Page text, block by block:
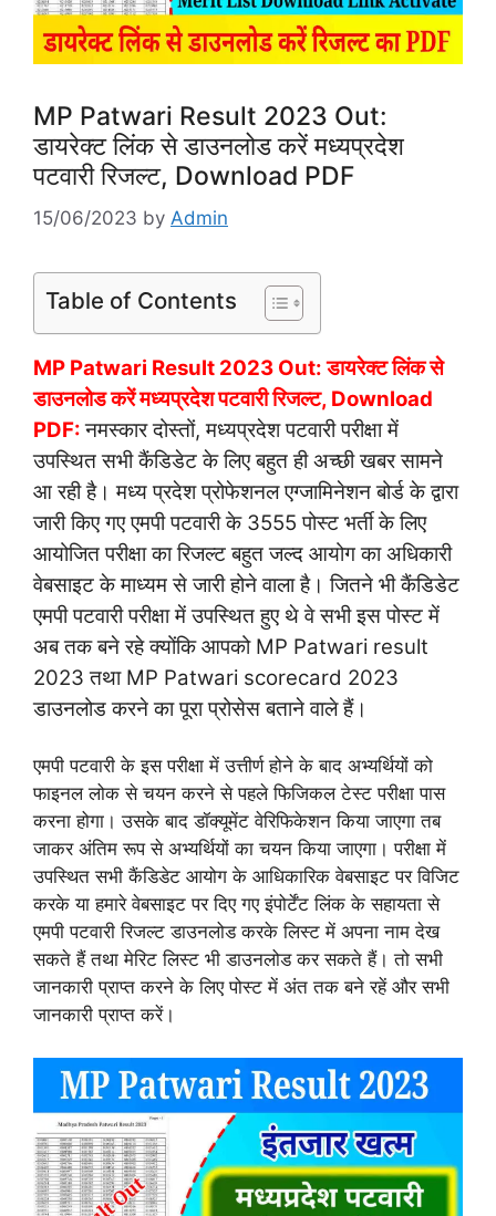
MP Patwari Result 2023 Out:
डायरेक्ट लिंक से डाउनलोड करें मध्यप्रदेश
पटवारी रिजल्ट, Download PDF
15/06/2023 by Admin
Table of Contents
MP Patwari Result 2023 Out: डायरेक्ट लिंक से
डाउनलोड करें मध्यप्रदेश पटवारी रिजल्ट, Download
PDF:नमस्कार दोस्तों, मध्यप्रदेश पटवारी परीक्षा में
उपस्थित सभी कैंडिडेट के लिए बहुत ही अच्छी खबर सामने
आ रही है। मध्य प्रदेश प्रोफेशनल एग्जामिनेशन बोर्ड के द्वारा
जारी किए गए एमपी पटवारी के 3555 पोस्ट भर्ती के लिए
आयोजित परीक्षा का रिजल्ट बहुत जल्द आयोग का अधिकारी
वेबसाइट के माध्यम से जारी होने वाला है। जितने भी कैंडिडेट
एमपी पटवारी परीक्षा में उपस्थित हुए थे वे सभी इस पोस्ट में
अब तक बने रहे क्योंकि आपको MP Patwari result
2023 तथा MP Patwari scorecard 2023
डाउनलोड करने का पूरा प्रोसेस बताने वाले हैं।
एमपी पटवारी के इस परीक्षा में उत्तीर्ण होने के बाद अभ्यर्थियों को
फाइनल लोक से चयन करने से पहले फिजिकल टेस्ट परीक्षा पास
करना होगा। उसके बाद डॉक्यूमेंट वेरिफिकेशन किया जाएगा तब
जाकर अंतिम रूप से अभ्यर्थियों का चयन किया जाएगा। परीक्षा में
उपस्थित सभी कैंडिडेट आयोग के आधिकारिक वेबसाइट पर विजिट
करके या हमारे वेबसाइट पर दिए गए इंपोर्टेंट लिंक के सहायता से
एमपी पटवारी रिजल्ट डाउनलोड करके लिस्ट में अपना नाम देख
सकते हैं तथा मेरिट लिस्ट भी डाउनलोड कर सकते हैं। तो सभी
जानकारी प्राप्त करने के लिए पोस्ट में अंत तक बने रहें और सभी
जानकारी प्राप्त करें।